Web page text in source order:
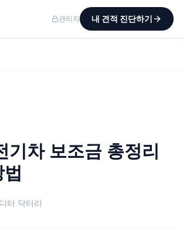
관리자 내 견적 진단하기
기차 보조금 총정리
터 닥터리